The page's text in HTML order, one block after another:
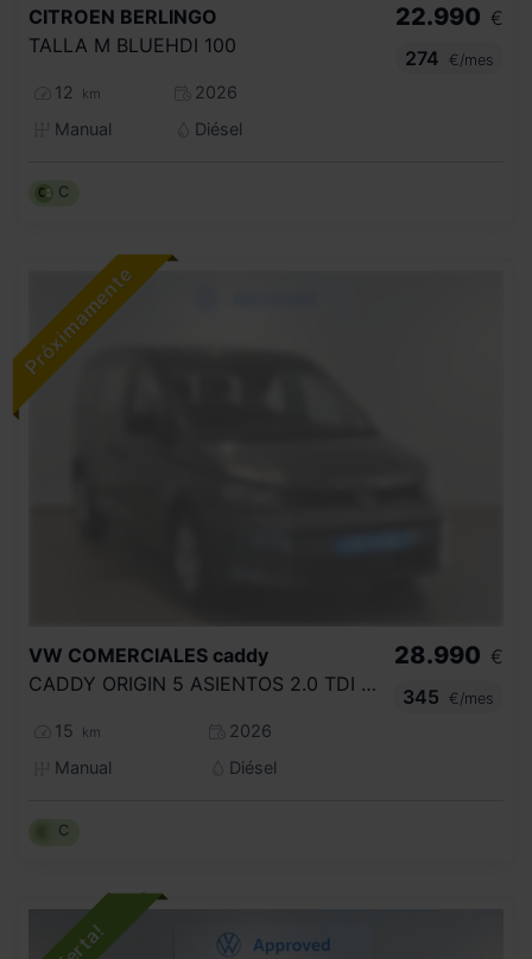
CITROEN BERLINGO
TALLA M BLUEHDI 100
12 km
2026
Manual
Diésel
22.990 €
274
€/mes
C
VW COMERCIALES caddy
CADDY ORIGIN 5 ASIENTOS 2.0 TDI 75 KW (102 CV) 6 VEL.
15 km
2026
Manual
Diésel
28.990 €
345
€/mes
C